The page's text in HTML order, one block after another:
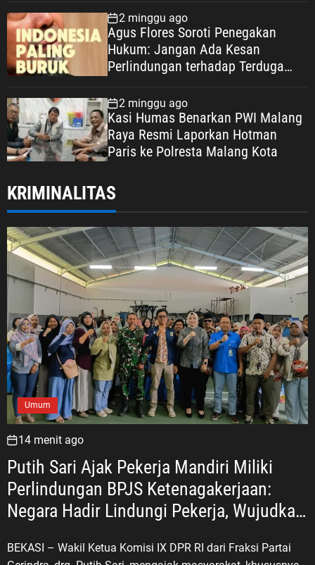
Keadilan Warga Depok
2 minggu ago
Agus Flores Soroti Penegakan
Hukum: Jangan Ada Kesan
Perlindungan terhadap Terduga
Dipertaruhkan
2 minggu ago
Kasi Humas Benarkan PWI Malang
Raya Resmi Laporkan Hotman
Paris ke Polresta Malang Kota
KRIMINALITAS
Umum
14 menit ago
Putih Sari Ajak Pekerja Mandiri Miliki
Perlindungan BPJS Ketenagakerjaan:
Negara Hadir Lindungi Pekerja, Wujudkan
BEKASI – Wakil Ketua Komisi IX DPR RI dari Fraksi Partai